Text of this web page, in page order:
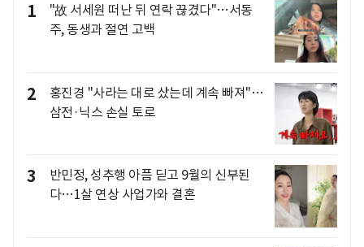
1
"故 서세원 떠난 뒤 연락 끊겼다"…서동
주, 동생과 절연 고백
2
홍진경 "사라는 대로 샀는데 계속 빠져"…
삼전·닉스 손실 토로
3
반민정, 성추행 아픔 딛고 9월의 신부된
다…1살 연상 사업가와 결혼